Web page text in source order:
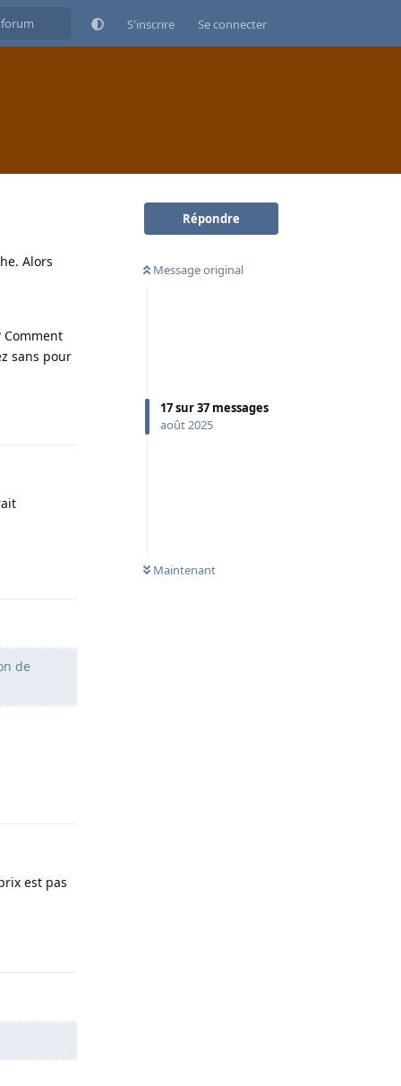
S'inscrire Se connecter
Répondre
Message original
17sur37 messages
août 2025
Maintenant
Alors
Comment
sans pour
de
est pas